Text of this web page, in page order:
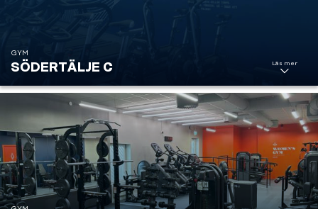
GYM
SÖDERTÄLJE C Läs mer
Södertälje
Centrum
Group